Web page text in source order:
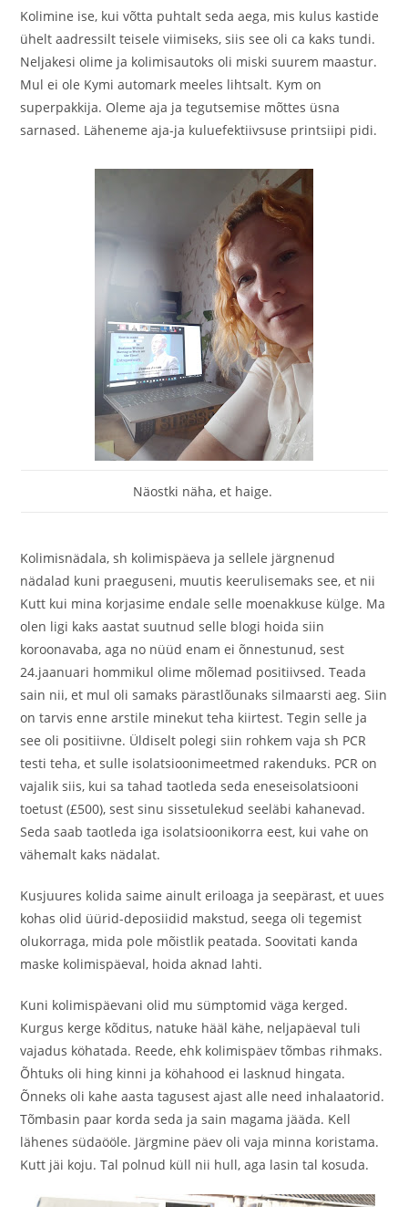
Kolimine ise, kui võtta puhtalt seda aega, mis kulus kastide
ühelt aadressilt teisele viimiseks, siis see oli ca kaks tundi.
Neljakesi olime ja kolimisautoks oli miski suurem maastur.
Mul ei ole Kymi automark meeles lihtsalt. Kym on
superpakkija. Oleme aja ja tegutsemise mõttes üsna
sarnased. Läheneme aja-ja kuluefektiivsuse printsiipi pidi.
Näostki näha, et haige.
Kolimisnädala, sh kolimispäeva ja sellele järgnenud
nädalad kuni praeguseni, muutis keerulisemaks see, et nii
Kutt kui mina korjasime endale selle moenakkuse külge. Ma
olen ligi kaks aastat suutnud selle blogi hoida siin
koroonavaba, aga no nüüd enam ei õnnestunud, sest
24.jaanuari hommikul olime mõlemad positiivsed. Teada
sain nii, et mul oli samaks pärastlõunaks silmaarsti aeg. Siin
on tarvis enne arstile minekut teha kiirtest. Tegin selle ja
see oli positiivne. Üldiselt polegi siin rohkem vaja sh PCR
testi teha, et sulle isolatsioonimeetmed rakenduks. PCR on
vajalik siis, kui sa tahad taotleda seda eneseisolatsiooni
toetust (£500), sest sinu sissetulekud seeläbi kahanevad.
Seda saab taotleda iga isolatsioonikorra eest, kui vahe on
vähemalt kaks nädalat.
Kusjuures kolida saime ainult eriloaga ja seepärast, et uues
kohas olid üürid-deposiidid makstud, seega oli tegemist
olukorraga, mida pole mõistlik peatada. Soovitati kanda
maske kolimispäeval, hoida aknad lahti.
Kuni kolimispäevani olid mu sümptomid väga kerged.
Kurgus kerge kõditus, natuke hääl kähe, neljapäeval tuli
vajadus köhatada. Reede, ehk kolimispäev tõmbas rihmaks.
Õhtuks oli hing kinni ja köhahood ei lasknud hingata.
Õnneks oli kahe aasta tagusest ajast alle need inhalaatorid.
Tõmbasin paar korda seda ja sain magama jääda. Kell
lähenes südaööle. Järgmine päev oli vaja minna koristama.
Kutt jäi koju. Tal polnud küll nii hull, aga lasin tal kosuda.